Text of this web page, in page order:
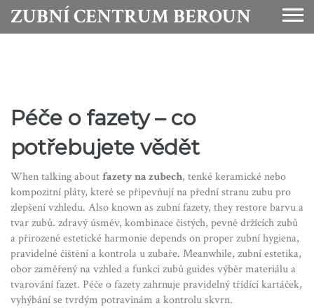
ZUBNÍ CENTRUM BEROUN
Péče o fazety – co
potřebujete vědět
When talking aboutfazety na zubech, tenké keramické nebo
kompozitní pláty, které se připevňují na přední stranu zubu pro
zlepšení vzhledu. Also known as zubní fazety, they restore barvu a
tvar zubů. zdravý úsměv, kombinace čistých, pevně držících zubů
a přirozené estetické harmoniedepends on properzubní hygiena,
pravidelné čištění a kontrola u zubaře. Meanwhile, zubní estetika,
obor zaměřený na vzhled a funkci zubůguides výběr materiálu a
tvarování fazet. Péče o fazety zahrnuje pravidelný třídící kartáček,
vyhýbání se tvrdým potravinám a kontrolu skvrn.